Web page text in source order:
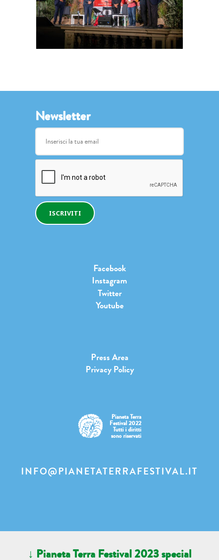
Newsletter
ISCRIVITI
Facebook
Instagram
Twitter
Youtube
Press Area
Privacy Policy
Pianeta Terra
Festival 2022
Tutti i diritti
sono riservati
INFO@PIANETATERRAFESTIVAL.IT
↓ Pianeta Terra Festival 2023 special